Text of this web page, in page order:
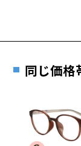
10.8g
※着脱式サングラス
タイプ
安心3
す。
お近くのZoff実
その際は記入用
同じ価格